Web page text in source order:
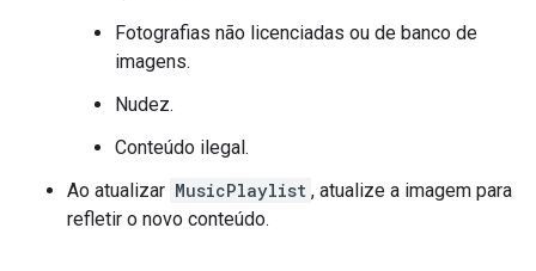
Fotografias não licenciadas ou de banco de
imagens.
Nudez.
Conteúdo ilegal.
Ao atualizar MusicPlaylist , atualize a imagem para
refletir o novo conteúdo.